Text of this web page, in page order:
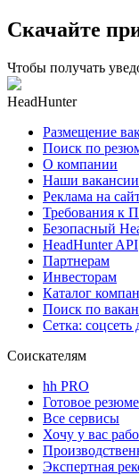
Скачайте
Чтобы получать
HeadHunter
Размещение
Поиск по
О компании
Наши вакансии
Реклама на
Требования к
Безопасный
HeadHunter API
Партнерам
Инвесторам
Каталог
Поиск по
Сетка: соцсеть
Соискателям
hh PRO
Готовое резюме
Все сервисы
Хочу у вас
Экспертная